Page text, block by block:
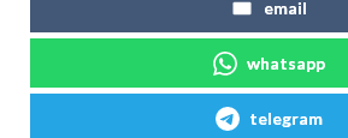
email
whatsapp
telegram